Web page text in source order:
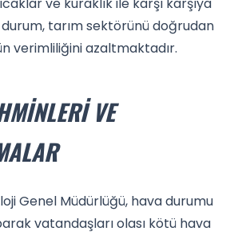
tarım sektörünü doğrudan
verimliliğini azaltmaktadır.
VE
Genel Müdürlüğü, hava durumu
vatandaşları olası kötü hava